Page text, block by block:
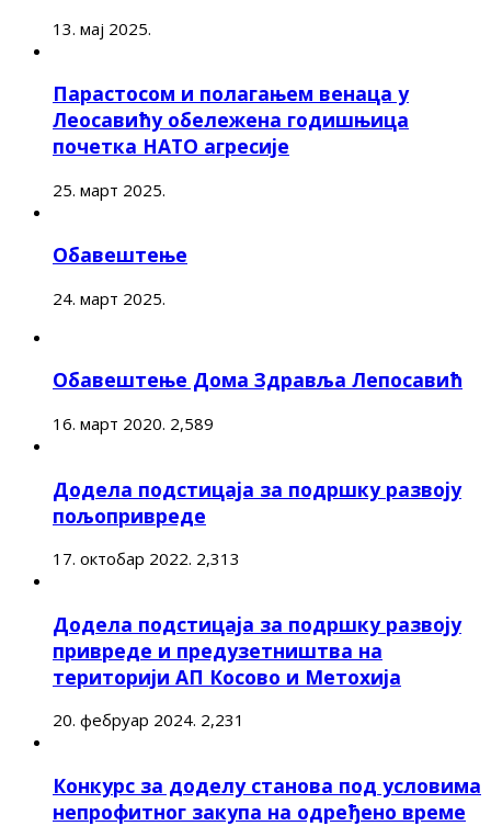
13. мај 2025.
Парастосом и полагањем венаца у
Леосавићу обележена годишњица
почетка НАТО агресије
25. март 2025.
Обавештење
24. март 2025.
Обавештење Дома Здравља Лепосавић
16. март 2020. 2,589
Додела подстицаја за подршку развоју
пољопривреде
17. октобар 2022. 2,313
Додела подстицаја за подршку развоју
привреде и предузетништва на
територији АП Косово и Метохија
20. фебруар 2024. 2,231
Конкурс за доделу станова под условима
непрофитног закупа на одређено време